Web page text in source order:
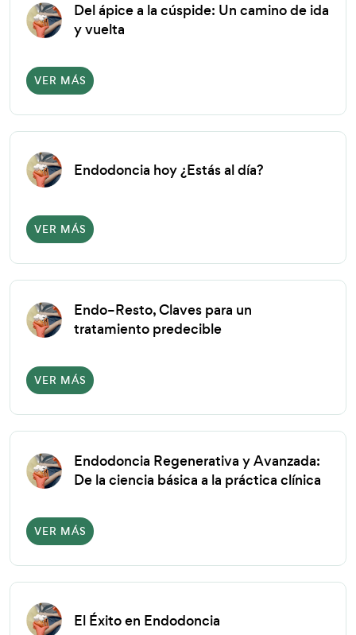
Del ápice a la cúspide: Un camino de ida
y vuelta
VER MÁS
Endodoncia hoy ¿Estás al día?
VER MÁS
Endo–Resto, Claves para un
tratamiento predecible
VER MÁS
Endodoncia Regenerativa y Avanzada:
De la ciencia básica a la práctica clínica
VER MÁS
El Éxito en Endodoncia